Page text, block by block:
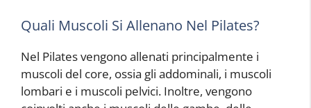
Quali Muscoli Si Allenano Nel Pilates?
Nel Pilates vengono allenati principalmente i
muscoli del core, ossia gli addominali, i muscoli
lombari e i muscoli pelvici. Inoltre, vengono